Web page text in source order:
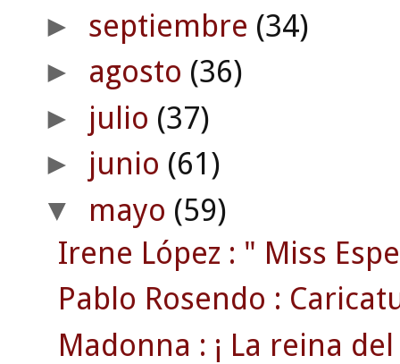
► septiembre (34)
► agosto (36)
► julio (37)
► junio (61)
▼ mayo (59)
Irene López : " Miss
Pablo Rosendo :
Madonna : ¡ La reina